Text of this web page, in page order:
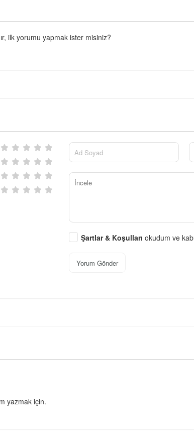
ilk yorumu yapmak ister misiniz?
Şartlar & Koşullarıokudum ve
Yorum Gönder
yazmak için.